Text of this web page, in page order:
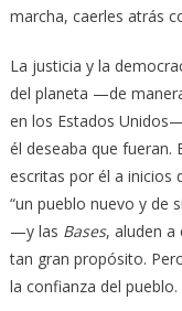
marcha, caerles atrás
La justicia y la
del planeta —de
en los Estados
él deseaba que fueran.
escritas por él a inicios
“un pueblo nuevo y de
—y las Bases, aluden a
tan gran propósito.
la confianza del pueblo.